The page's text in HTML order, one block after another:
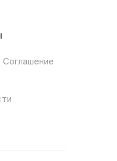
Соглашение